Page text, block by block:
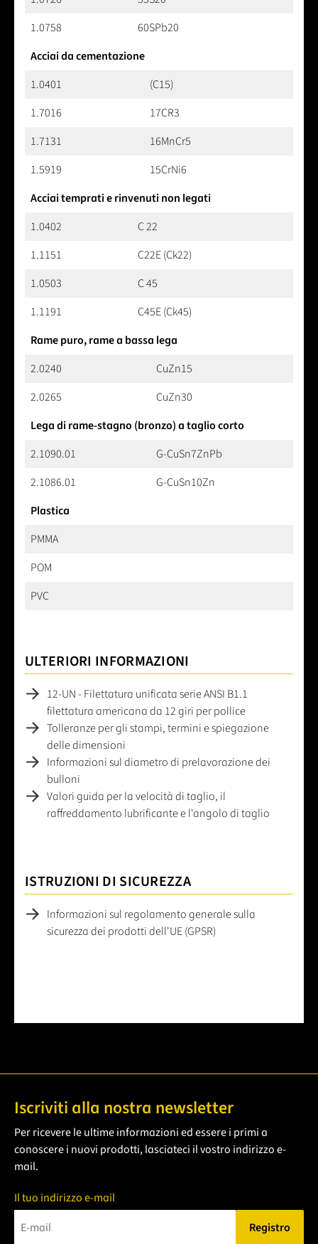
1.0758
60SPb20
Acciai da cementazione
1.0401
(C15)
1.7016
17CR3
1.7131
16MnCr5
1.5919
15CrNi6
Acciai temprati e rinvenuti non legati
1.0402
C 22
1.1151
C22E (Ck22)
1.0503
C 45
1.1191
C45E (Ck45)
Rame puro, rame a bassa lega
2.0240
CuZn15
2.0265
CuZn30
Lega di rame-stagno (bronzo) a taglio corto
2.1090.01
G-CuSn7ZnPb
2.1086.01
G-CuSn10Zn
Plastica
PMMA
POM
PVC
ULTERIORI INFORMAZIONI
12-UN - Filettatura unificata serie ANSI B1.1
filettatura americana da 12 giri per pollice
Tolleranze per gli stampi, termini e spiegazione
delle dimensioni
Informazioni sul diametro di prelavorazione dei
bulloni
Valori guida per la velocità di taglio, il
raffreddamento lubrificante e l'angolo di taglio
ISTRUZIONI DI SICUREZZA
Informazioni sul regolamento generale sulla
sicurezza dei prodotti dell'UE (GPSR)
Iscriviti alla nostra newsletter
Per ricevere le ultime informazioni ed essere i primi a
conoscere i nuovi prodotti, lasciateci il vostro indirizzo e-
mail.
Il tuo indirizzo e-mail
Registro